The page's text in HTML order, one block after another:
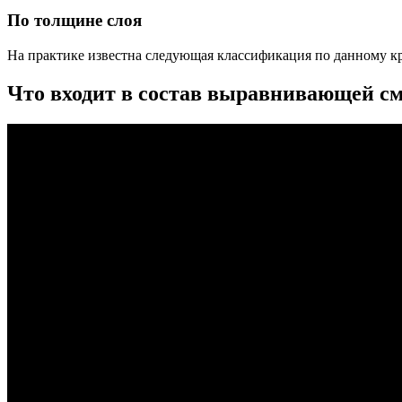
По толщине слоя
На практике известна следующая классификация по данному
Что входит в состав выравнивающей